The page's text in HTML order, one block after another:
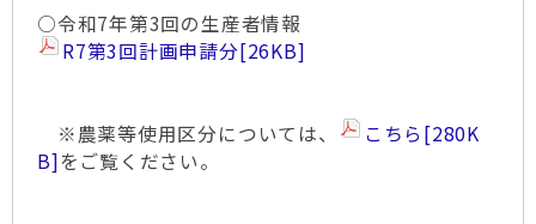
○令和7年第3回の生産者情報
R7第3回計画申請分[26KB]
※農薬等使用区分については、 こちら[280K
B]をご覧ください。